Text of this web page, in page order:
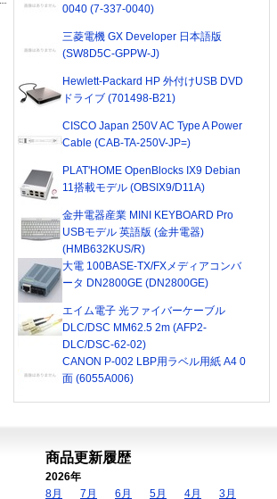
0040 (7-337-0040)
三菱電機 GX Developer 日本語版
(SW8D5C-GPPW-J)
Hewlett-Packard HP 外付けUSB DVD
ドライブ (701498-B21)
CISCO Japan 250V AC Type A Power
Cable (CAB-TA-250V-JP=)
PLAT'HOME OpenBlocks IX9 Debian
11搭載モデル (OBSIX9/D11A)
金井電器産業 MINI KEYBOARD Pro
USBモデル 英語版 (金井電器)
(HMB632KUS/R)
大電 100BASE-TX/FXメディアコンバ
ータ DN2800GE (DN2800GE)
エイム電子 光ファイバーケーブル
DLC/DSC MM62.5 2m (AFP2-
DLC/DSC-62-02)
CANON P-002 LBP用ラベル用紙 A4 0
面 (6055A006)
商品更新履歴
2026年
8月
7月 6月 5月 4月
3月